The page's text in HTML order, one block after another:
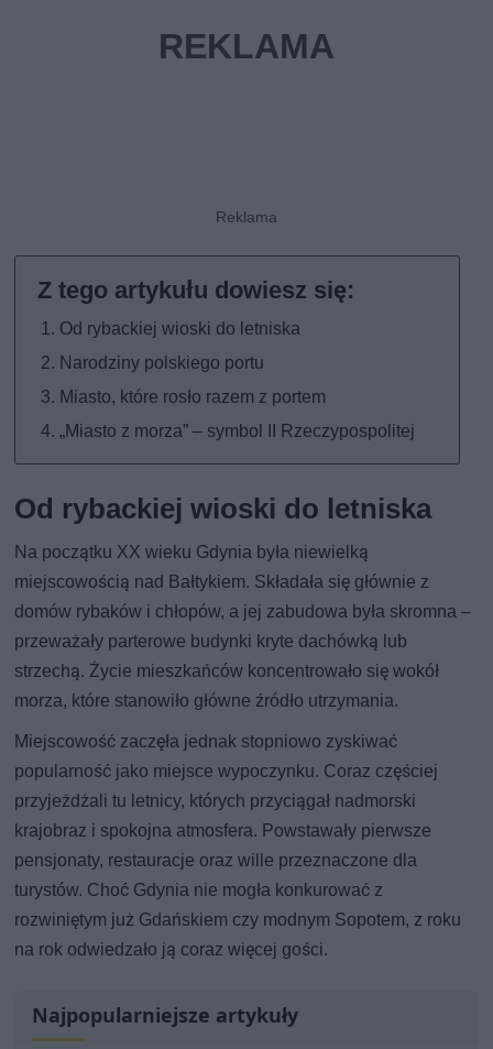
Od rybackiej wioski do letniska
Narodziny polskiego portu
Miasto, które rosło razem z portem
„Miasto z morza” – symbol II Rzeczypospolitej
Od rybackiej wioski do letniska
Na początku XX wieku Gdynia była niewielką
miejscowością nad Bałtykiem. Składała się głównie z
domów rybaków i chłopów, a jej zabudowa była skromna –
przeważały parterowe budynki kryte dachówką lub
strzechą. Życie mieszkańców koncentrowało się wokół
morza, które stanowiło główne źródło utrzymania.
Miejscowość zaczęła jednak stopniowo zyskiwać
popularność jako miejsce wypoczynku. Coraz częściej
przyjeżdżali tu letnicy, których przyciągał nadmorski
krajobraz i spokojna atmosfera. Powstawały pierwsze
pensjonaty, restauracje oraz wille przeznaczone dla
turystów. Choć Gdynia nie mogła konkurować z
rozwiniętym już Gdańskiem czy modnym Sopotem, z roku
na rok odwiedzało ją coraz więcej gości.
Najpopularniejsze artykuły